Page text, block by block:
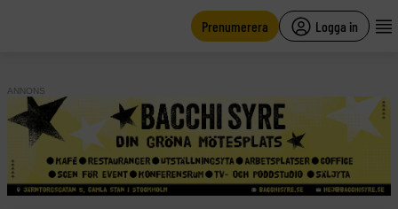
Prenumerera Logga in
ANNONS